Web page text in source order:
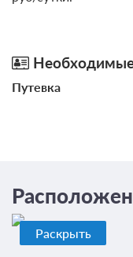
Путевка
Раскрыть